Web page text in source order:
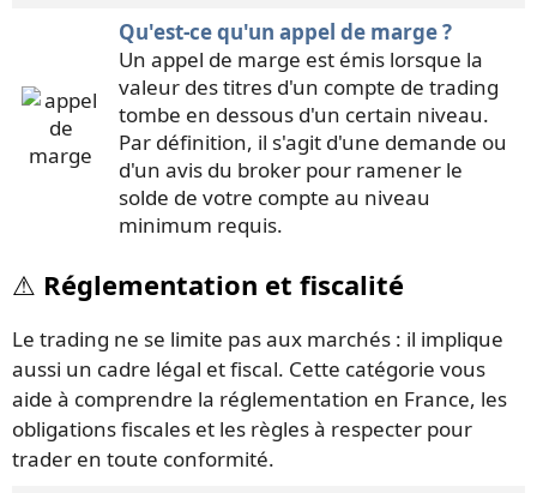
Qu'est-ce qu'un appel de marge ?
Un appel de marge est émis lorsque la
valeur des titres d'un compte de trading
tombe en dessous d'un certain niveau.
Par définition, il s'agit d'une demande ou
d'un avis du broker pour ramener le
solde de votre compte au niveau
minimum requis.
⚠️ Réglementation et fiscalité
Le trading ne se limite pas aux marchés : il implique
aussi un cadre légal et fiscal. Cette catégorie vous
aide à comprendre la réglementation en France, les
obligations fiscales et les règles à respecter pour
trader en toute conformité.